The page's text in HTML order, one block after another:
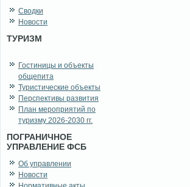
Сводки
Новости
ТУРИЗМ
Гостиницы и объекты
общепита
Туристические объекты
Перспективы развития
План мероприятий по
туризму 2026-2030 гг.
ПОГРАНИЧНОЕ
УПРАВЛЕНИЕ ФСБ
Об управлении
Новости